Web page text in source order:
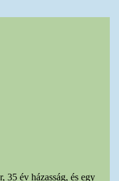
35 év házasság, és egy